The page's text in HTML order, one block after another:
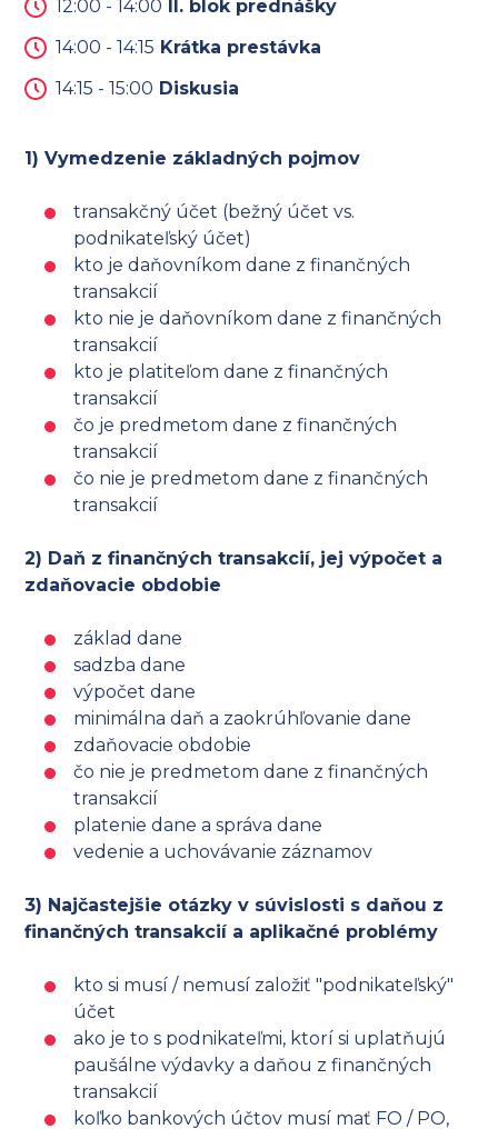
12:00 - 14:00 II. blok prednášky
14:00 - 14:15 Krátka prestávka
14:15 - 15:00 Diskusia
1) Vymedzenie základných pojmov
transakčný účet (bežný účet vs.
podnikateľský účet)
kto je daňovníkom dane z finančných
transakcií
kto nie je daňovníkom dane z finančných
transakcií
kto je platiteľom dane z finančných
transakcií
čo je predmetom dane z finančných
transakcií
čo nie je predmetom dane z finančných
transakcií
2) Daň z finančných transakcií, jej výpočet a
zdaňovacie obdobie
základ dane
sadzba dane
výpočet dane
minimálna daň a zaokrúhľovanie dane
zdaňovacie obdobie
čo nie je predmetom dane z finančných
transakcií
platenie dane a správa dane
vedenie a uchovávanie záznamov
3) Najčastejšie otázky v súvislosti s daňou z
finančných transakcií a aplikačné problémy
kto si musí / nemusí založiť "podnikateľský"
účet
ako je to s podnikateľmi, ktorí si uplatňujú
paušálne výdavky a daňou z finančných
transakcií
koľko bankových účtov musí mať FO / PO,